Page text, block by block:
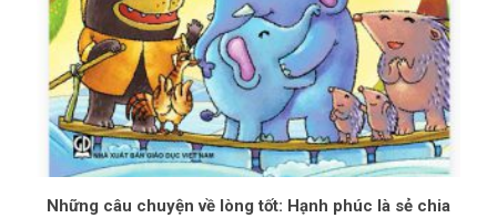
Những câu chuyện về lòng tốt: Hạnh phúc là sẻ chia